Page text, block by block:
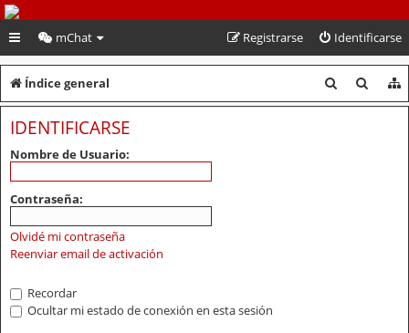
PeruVoley.com
mChat Identificarse
Registrarse
Índice general
u
u
IDENTIFICARSE
Nombre de Usuario:
Contraseña:
Olvidé mi contraseña
Reenviar email de activación
Recordar
Ocultar mi estado de conexión en esta sesión